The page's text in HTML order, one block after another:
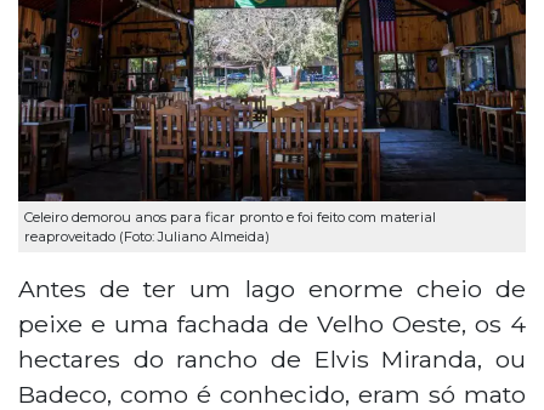
Celeiro demorou anos para ficar pronto e foi feito com material
reaproveitado (Foto: Juliano Almeida)
Antes de ter um lago enorme cheio de
peixe e uma fachada de Velho Oeste, os 4
hectares do rancho de Elvis Miranda, ou
Badeco, como é conhecido, eram só mato